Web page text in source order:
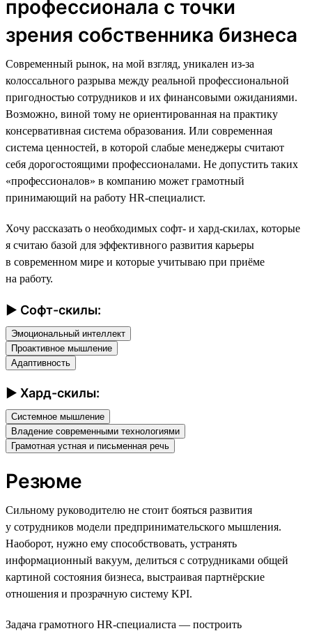
профессионала с точки
зрения собственника бизнеса
Современный рынок, на мой взгляд, уникален из-за
колоссального разрыва между реальной профессиональной
пригодностью сотрудников и их финансовыми ожиданиями.
Возможно, виной тому не ориентированная на практику
консервативная система образования. Или современная
система ценностей, в которой слабые менеджеры считают
себя дорогостоящими профессионалами. Не допустить таких
«профессионалов» в компанию может грамотный
принимающий на работу HR-специалист.
Хочу рассказать о необходимых софт- и хард-скилах, которые
я считаю базой для эффективного развития карьеры
в современном мире и которые учитываю при приёме
на работу.
► Софт-скилы:
Эмоциональный интеллект
Проактивное мышление
Адаптивность
► Хард-скилы:
Системное мышление
Владение современными технологиями
Грамотная устная и письменная речь
Резюме
Сильному руководителю не стоит бояться развития
у сотрудников модели предпринимательского мышления.
Наоборот, нужно ему способствовать, устранять
информационный вакуум, делиться с сотрудниками общей
картиной состояния бизнеса, выстраивая партнёрские
отношения и прозрачную систему KPI.
Задача грамотного HR-специалиста — построить